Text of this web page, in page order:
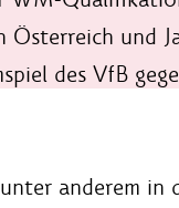
und
des VfB
anderem in